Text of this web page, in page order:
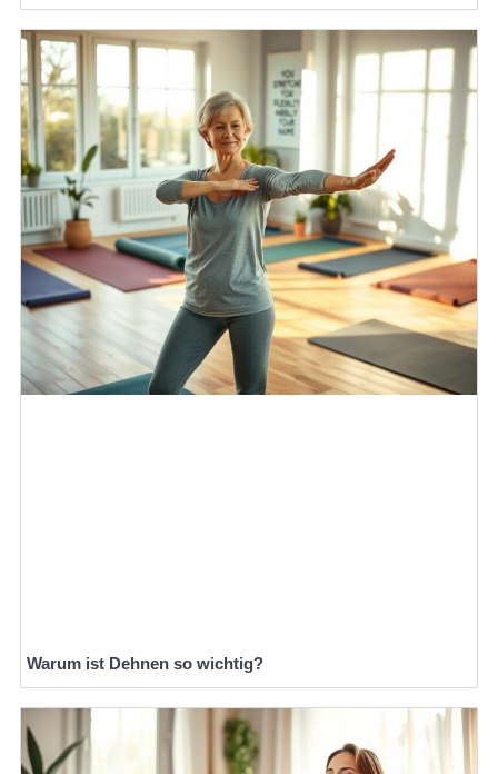
Warum ist Dehnen so wichtig?